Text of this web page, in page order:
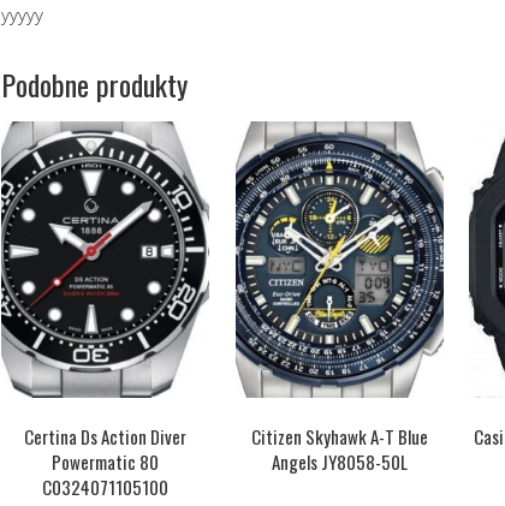
yyyyy
Podobne produkty
Certina Ds Action Diver
Powermatic 80
C0324071105100
Citizen Skyhawk A-T Blue
Angels JY8058-50L